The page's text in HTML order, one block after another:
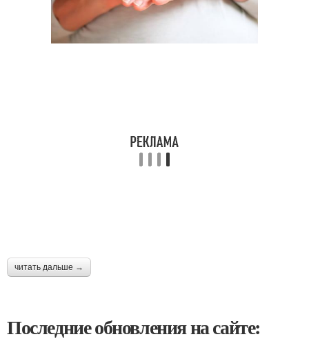
читать дальше →
Последние обновления на сайте: